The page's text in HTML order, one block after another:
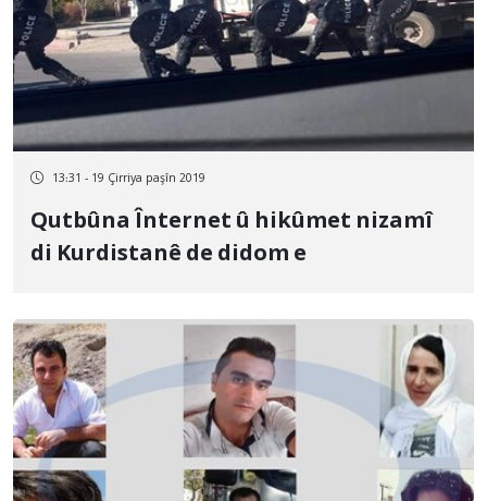
13:31 - 19 Çirriya paşîn 2019
Qutbûna Înternet û hikûmet nizamî
di Kurdistanê de didom e